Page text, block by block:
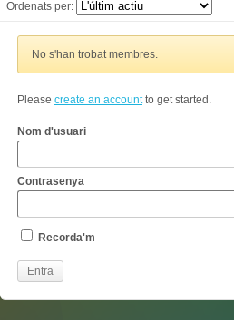
Ordenats per:
No s'han trobat membres.
Please create an accountto get started.
Nom d'usuari
Contrasenya
Recorda'm